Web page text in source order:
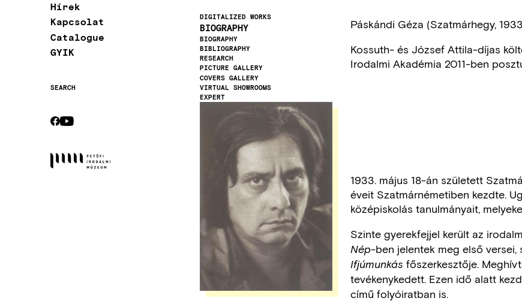
Hírek
Kapcsolat
Catalogue
GYIK
navigation
SEARCH
DIGITALIZED WORKS
BIOGRAPHY
BIOGRAPHY
BIBLIOGRAPHY
RESEARCH
PICTURE GALLERY
COVERS GALLERY
VIRTUAL SHOWROOMS
EXPERT
Páskándi Géza (Szatmárhegy,
Kossuth- és József Attila-díjas
Irodalmi Akadémia 2011-ben
1933. május 18-án született
éveit Szatmárnémetiben kezdte.
középiskolás tanulmányait,
Szinte gyerekfejjel került az
Nép-ben jelentek meg első versei,
Ifjúmunkás főszerkesztője.
tevékenykedett. Ezen idő alatt
című folyóiratban is.